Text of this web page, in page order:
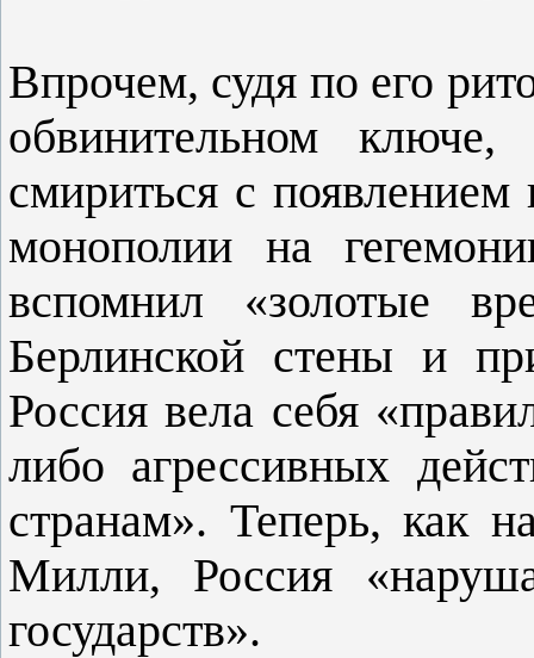
Впрочем, судя по его
обвинительном
смириться с
монополии на
вспомнил «золотые
Берлинской стены и
Россия вела себя
либо агрессивных
странам». Теперь, как
Милли, Россия
государств».